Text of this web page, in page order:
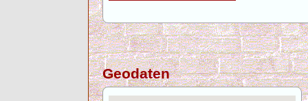
Geodaten